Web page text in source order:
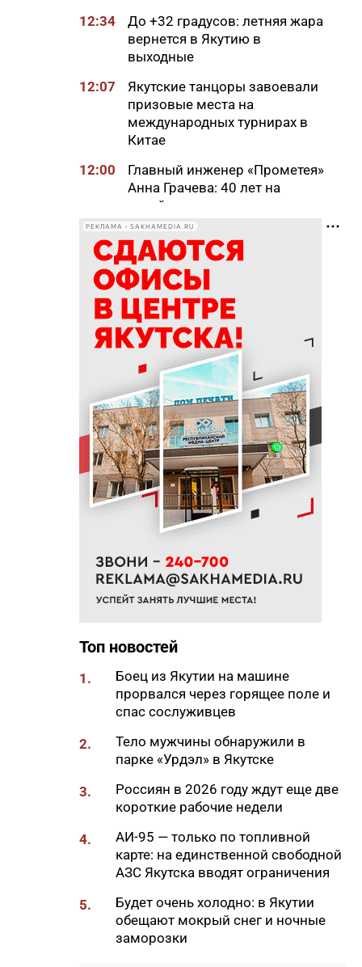
12:34
До +32 градусов: летняя жара
вернется в Якутию в
выходные
12:07
Якутские танцоры завоевали
призовые места на
международных турнирах в
Китае
12:00
Главный инженер «Прометея»
Анна Грачева: 40 лет на
стройке
11:45
В Батагае установили
памятник реке Яне
11:37
Сербский снайпер Берич
высоко оценил подготовку
якутских стрелков
11:12
Суд признал незаконным
ограничение работы бара в
Якутске
10:53
В Якутске на двух улицах
начали ямочный ремонт
10:43
Уровень воды на реке Яне
вернулся к норме
10:41
В Якутии назвали сферы с
самым быстрым ростом
10:25
В Якутии появится новый
лесоклиматический проект
семь лесных пожаров
10:00
Вид сверху лучше: история
машиниста крана Владимира
Замы
09:56
Отключения света, воды и газа
пройдут в Якутске 7 августа
09:27
Штукатур-маляр Галина
Соловьева: когда отделка
становится искусством
09:24
«Строить там, где другие не
решаются»: 30 лет работы
компании «Кинг-95» в Якутии
09:11
В Нерюнгри мужчину убили
ножом в собственной
квартире
РЕКЛАМА • SAKHAMEDIA.RU
Топ новостей
1.
Боец из Якутии на машине
прорвался через горящее поле и
спас сослуживцев
2.
Тело мужчины обнаружили в
парке «Урдэл» в Якутске
3.
Россиян в 2026 году ждут еще две
короткие рабочие недели
4.
АИ-95 — только по топливной
карте: на единственной свободной
АЗС Якутска вводят ограничения
5.
Будет очень холодно: в Якутии
обещают мокрый снег и ночные
заморозки